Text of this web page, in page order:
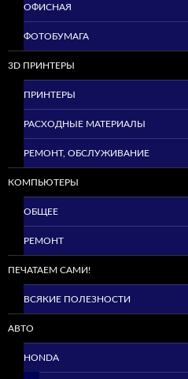
ОФИСНАЯ
ФОТОБУМАГА
3D ПРИНТЕРЫ
ПРИНТЕРЫ
РАСХОДНЫЕ МАТЕРИАЛЫ
РЕМОНТ, ОБСЛУЖИВАНИЕ
КОМПЬЮТЕРЫ
ОБЩЕЕ
РЕМОНТ
ПЕЧАТАЕМ САМИ!
ВСЯКИЕ ПОЛЕЗНОСТИ
АВТО
HONDA